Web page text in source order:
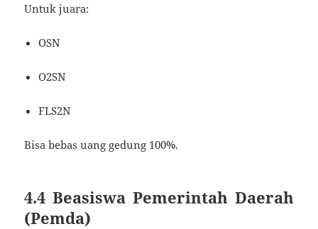
Untuk juara:
OSN
O2SN
FLS2N
Bisa bebas uang gedung 100%.
4.4 Beasiswa Pemerintah Daerah
(Pemda)